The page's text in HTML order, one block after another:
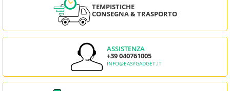
TEMPISTICHE
CONSEGNA & TRASPORTO
ASSISTENZA
+39 040761005
INFO@EASYGADGET.IT